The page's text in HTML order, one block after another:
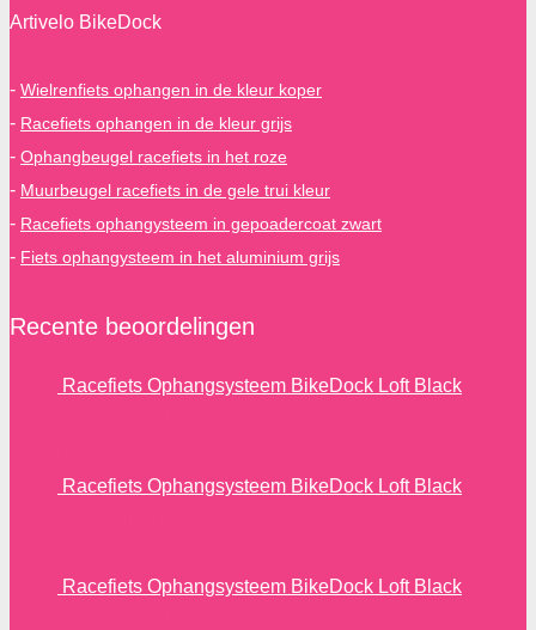
Artivelo BikeDock
- Wielrenfiets ophangen in de kleur koper
- Racefiets ophangen in de kleur grijs
- Ophangbeugel racefiets in het roze
- Muurbeugel racefiets in de gele trui kleur
- Racefiets ophangysteem in gepoadercoat zwart
- Fiets ophangysteem in het aluminium grijs
Recente beoordelingen
Racefiets Ophangsysteem BikeDock Loft Black
Racefiets Ophangsysteem BikeDock Loft Black
Racefiets Ophangsysteem BikeDock Loft Black